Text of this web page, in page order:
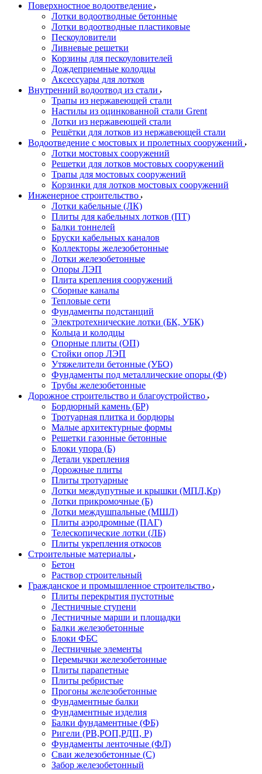
Поверхностное водоотведение
Лотки водоотводные бетонные
Лотки водоотводные пластиковые
Пескоуловители
Ливневые решетки
Корзины для пескоуловителей
Дождеприемные колодцы
Аксессуары для лотков
Внутренний водоотвод из стали
Трапы из нержавеющей стали
Настилы из оцинкованной стали Grent
Лотки из нержавеющей стали
Решётки для лотков из нержавеющей стали
Водоотведение с мостовых и пролетных сооружений
Лотки мостовых сооружений
Решетки для лотков мостовых сооружений
Трапы для мостовых сооружений
Корзинки для лотков мостовых сооружений
Инженерное строительство
Лотки кабельные (ЛК)
Плиты для кабельных лотков (ПТ)
Балки тоннелей
Бруски кабельных каналов
Коллекторы железобетонные
Лотки железобетонные
Опоры ЛЭП
Плита крепления сооружений
Сборные каналы
Тепловые сети
Фундаменты подстанций
Электротехнические лотки (БК, УБК)
Кольца и колодцы
Опорные плиты (ОП)
Стойки опор ЛЭП
Утяжелители бетонные (УБО)
Фундаменты под металлические опоры (Ф)
Трубы железобетонные
Дорожное строительство и благоустройство
Бордюрный камень (БР)
Тротуарная плитка и бордюры
Малые архитектурные формы
Решетки газонные бетонные
Блоки упора (Б)
Детали укрепления
Дорожные плиты
Плиты тротуарные
Лотки междупутные и крышки (МПЛ,Кр)
Лотки прикромочные (Б)
Лотки междушпальные (МШЛ)
Плиты аэродромные (ПАГ)
Телескопические лотки (ЛБ)
Плиты укрепления откосов
Строительные материалы
Бетон
Раствор строительный
Гражданское и промышленное строительство
Плиты перекрытия пустотные
Лестничные ступени
Лестничные марши и площадки
Балки железобетонные
Блоки ФБС
Лестничные элементы
Перемычки железобетонные
Плиты парапетные
Плиты ребристые
Прогоны железобетонные
Фундаментные балки
Фундаментные изделия
Балки фундаментные (ФБ)
Ригели (РВ,РОП,РДП, Р)
Фундаменты ленточные (ФЛ)
Сваи железобетонные (С)
Забор железобетонный